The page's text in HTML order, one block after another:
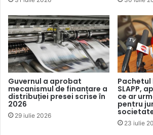
stat care, depășind orice limită
unilaterală, majorează costul
lipsind astfel cam o jumătate de
dreptul elementar la informație și
arată și într-unapelsemnat de
publicațiilor periodice din Republica
Publicația Observatorul de Nord a
una „fără precedent”. „În toiul
Guvernul a aprobat
mecanismul de finanțare a
distribuției presei scrise în
2026
29 iulie 2026
SLAPP,
ce ar
pentru
23 iulie